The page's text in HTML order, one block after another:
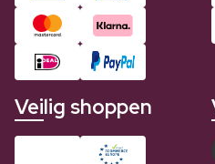
Veilig shoppen